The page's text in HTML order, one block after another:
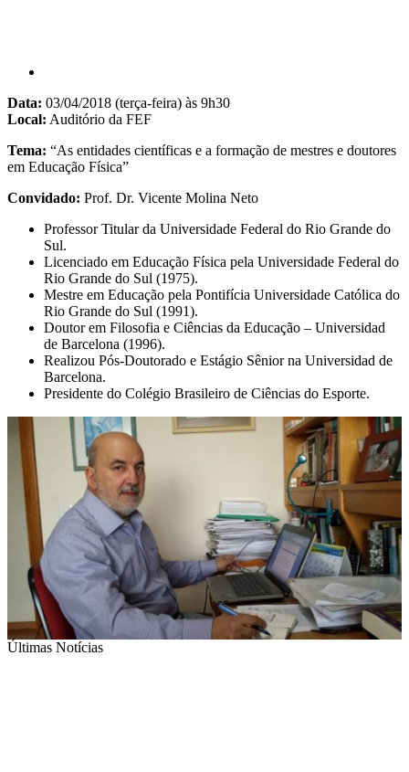
Data: 03/04/2018 (terça-feira) às 9h30
Local: Auditório da FEF
Tema: “As entidades científicas e a formação de mestres e doutores
em Educação Física”
Convidado: Prof. Dr. Vicente Molina Neto
Professor Titular da Universidade Federal do Rio Grande do
Sul.
Licenciado em Educação Física pela Universidade Federal do
Rio Grande do Sul (1975).
Mestre em Educação pela Pontifícia Universidade Católica do
Rio Grande do Sul (1991).
Doutor em Filosofia e Ciências da Educação – Universidad
de Barcelona (1996).
Realizou Pós-Doutorado e Estágio Sênior na Universidad de
Barcelona.
Presidente do Colégio Brasileiro de Ciências do Esporte.
Últimas Notícias